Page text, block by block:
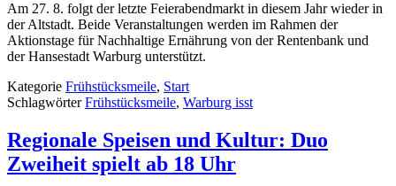
Am 27. 8. folgt der letzte Feierabendmarkt in diesem Jahr wieder in
der Altstadt. Beide Veranstaltungen werden im Rahmen der
Aktionstage für Nachhaltige Ernährung von der Rentenbank und
der Hansestadt Warburg unterstützt.
Kategorie Frühstücksmeile, Start
SchlagwörterFrühstücksmeile, Warburg isst
Regionale Speisen und Kultur: Duo
Zweiheit spielt ab 18 Uhr